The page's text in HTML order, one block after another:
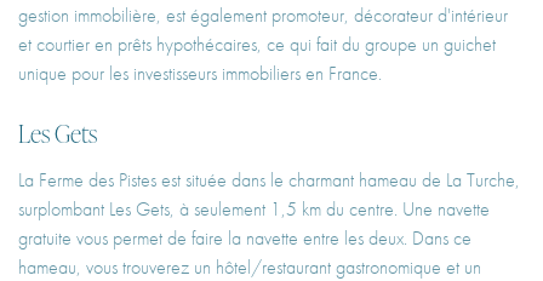
gestion immobilière, est également promoteur, décorateur d'intérieur
et courtier en prêts hypothécaires, ce qui fait du groupe un guichet
unique pour les investisseurs immobiliers en France.
Les Gets
La Ferme des Pistes est située dans le charmant hameau de La Turche,
surplombant Les Gets, à seulement 1,5 km du centre. Une navette
gratuite vous permet de faire la navette entre les deux. Dans ce
hameau, vous trouverez un hôtel/restaurant gastronomique et un